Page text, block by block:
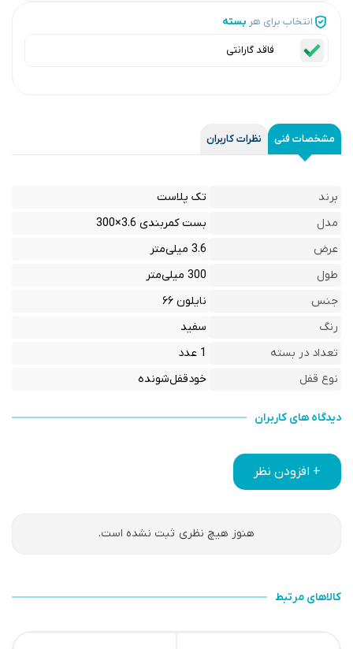
انتخاب برای هر بسته
فاقد گارانتی
مشخصات فنی نظرات کاربران
برند
تک پلاست
مدل
بست کمربندی 3.6×300
عرض
3.6 میلی‌متر
طول
300 میلی‌متر
جنس
نایلون ۶۶
رنگ
سفید
تعداد در بسته
1 عدد
نوع قفل
خودقفل‌شونده
دیدگاه های کاربران
+ افزودن نظر
هنوز هیچ نظری ثبت نشده است.
کالاهای مرتبط